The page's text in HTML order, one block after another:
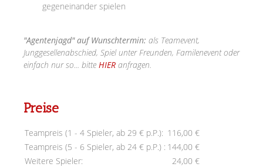
gegeneinander spielen
"Agentenjagd" auf Wunschtermin: als Teamevent,
Junggesellenabschied, Spiel unter Freunden, Familenevent oder
einfach nur so... bitte HIER anfragen.
Preise
Teampreis (1 - 4 Spieler, ab 29 € p.P.): 116,00 €
Teampreis (5 - 6 Spieler, ab 24 € p.P.) : 144,00 €
Weitere Spieler:
24,00 €